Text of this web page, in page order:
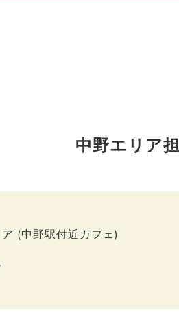
中野エリア
(中野駅付近カフェ)